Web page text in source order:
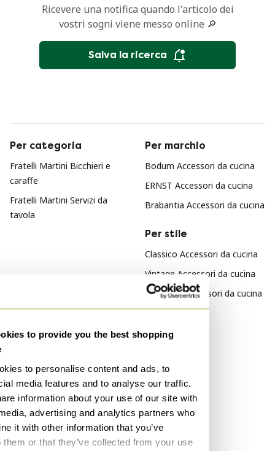
to provide you the best shopping
to personalise content and ads, to
media features and to analyse our traffic.
information about your use of our site with
advertising and analytics partners who
it with other information that you’ve
them or that they’ve collected from your use
Ricevere una notifica quando l'articolo dei
vostri sogni viene messo online 🔎
Salva la ricerca
Per categoria
Fratelli Martini Bicchieri e
caraffe
Fratelli Martini Servizi da
tavola
Per marchio
Bodum Accessori da cucina
ERNST Accessori da cucina
Brabantia Accessori da cucina
Per stile
Classico Accessori da cucina
Vintage Accessori da cucina
Moderno Accessori da cucina
Ferro Accessori da cucina
Vetro Accessori da cucina
Per colore
Trasparente Accessori da
cucina